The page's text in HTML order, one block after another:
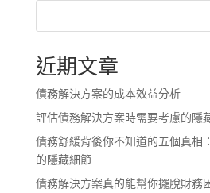
近期文章
債務解決方案的成本效益分析
評估債務解決方案時需要考慮的隱
債務舒緩背後你不知道的五個真相
的隱藏細節
債務解決方案真的能幫你擺脫財務